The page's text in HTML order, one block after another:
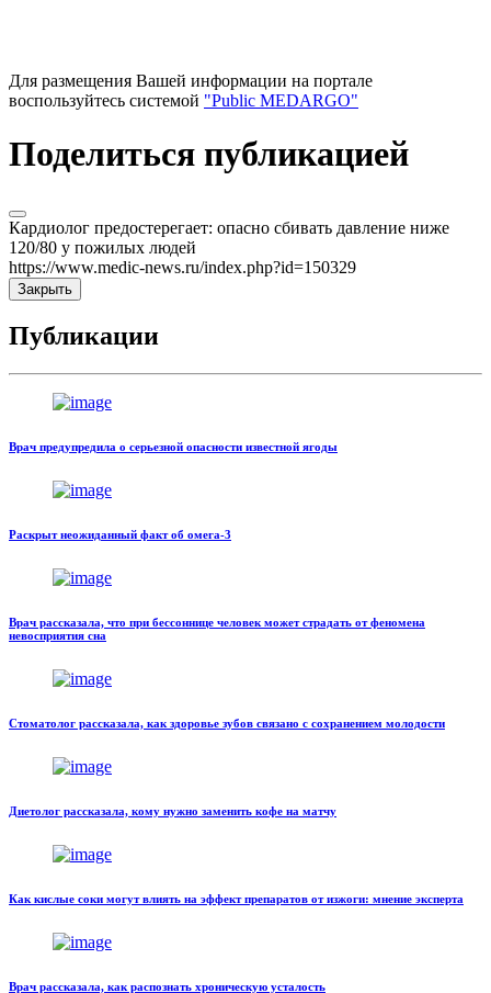
Для размещения Вашей информации на портале
воспользуйтесь системой "Public MEDARGO"
Поделиться публикацией
Кардиолог предостерегает: опасно сбивать давление ниже
120/80 у пожилых людей
https://www.medic-news.ru/index.php?id=150329
Закрыть
Публикации
Врач предупредила о серьезной опасности известной ягоды
Раскрыт неожиданный факт об омега-3
Врач рассказала, что при бессоннице человек может страдать от феномена
невосприятия сна
Стоматолог рассказала, как здоровье зубов связано с сохранением молодости
Диетолог рассказала, кому нужно заменить кофе на матчу
Как кислые соки могут влиять на эффект препаратов от изжоги: мнение эксперта
Врач рассказала, как распознать хроническую усталость